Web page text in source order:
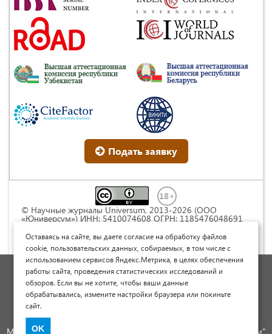
Подать заявку
© Научные журналы Universum, 2013-2026 (ООО
«Юниверсум») ИНН: 5410074608 ОГРН: 1185476048691
Commons « Attribution» («Атрибуция») 4.0
Непортированная
Политика обработки персональных данных
Договор оферты
Опубликовать научную статью
Международный научно-исследовательский журнал "Юниверсум"
Оставаясь на сайте, вы даете согласие на обработку файлов
cookie, пользовательских данных, собираемых, в том числе с
использованием сервисов Яндекс.Метрика, в целях обеспечения
работы сайта, проведения статистических исследований и
обзоров. Если вы не хотите, чтобы ваши данные
обрабатывались, измените настройки браузера или покиньте
сайт.
OK